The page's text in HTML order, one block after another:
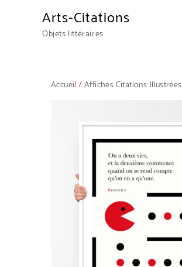
Arts-Citations
Objets littéraires
Accueil /Affiches Citations Illustrées